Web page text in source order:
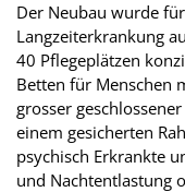
Der Neubau wurde
Langzeiterkrankung
40 Pflegeplätzen
Betten für Menschen
grosser
einem gesicherten
psychisch Erkrankte
und Nachtentlastung